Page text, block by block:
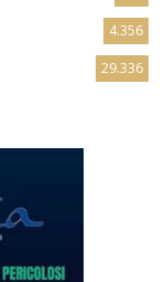
4.356
29.336